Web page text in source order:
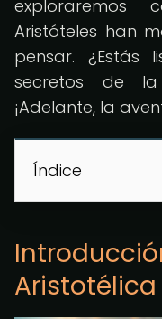
exploraremos
Aristóteles han
pensar. ¿Estás
secretos de
¡Adelante, la
Índice
Aristotélica